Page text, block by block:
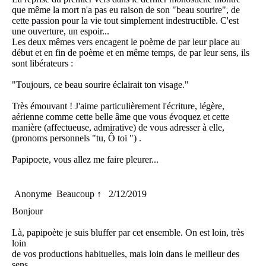
que même la mort n'a pas eu raison de son "beau sourire", de
cette passion pour la vie tout simplement indestructible. C'est
une ouverture, un espoir...
Les deux mêmes vers encagent le poème de par leur place au
début et en fin de poème et en même temps, de par leur sens, ils
sont libérateurs :
"Toujours, ce beau sourire éclairait ton visage."
Très émouvant ! J'aime particulièrement l'écriture, légère,
aérienne comme cette belle âme que vous évoquez et cette
manière (affectueuse, admirative) de vous adresser à elle,
(pronoms personnels "tu, Ô toi ") .
Papipoete, vous allez me faire pleurer...
Anonyme Beaucoup ↑
2/12/2019
Bonjour
Là, papipoète je suis bluffer par cet ensemble. On est loin, très
loin
de vos productions habituelles, mais loin dans le meilleur des